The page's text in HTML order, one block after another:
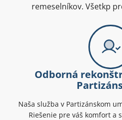
remeselníkov. Všetkp
Odborná
Naša služba v Partizánskom
Riešenie pre váš komfort a